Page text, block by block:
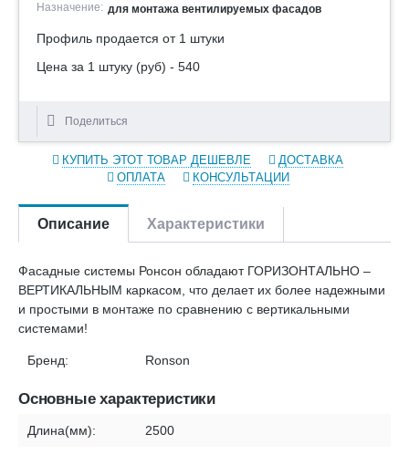
Назначение: для монтажа вентилируемых фасадов
Профиль продается от 1 штуки
Цена за 1 штуку (руб) - 540
Поделиться
КУПИТЬ ЭТОТ ТОВАР ДЕШЕВЛЕ
ДОСТАВКА
ОПЛАТА
КОНСУЛЬТАЦИИ
Описание Характеристики
Фасадные системы Ронсон обладают ГОРИЗОНТАЛЬНО –
ВЕРТИКАЛЬНЫМ каркасом, что делает их более надежными
и простыми в монтаже по сравнению с вертикальными
системами!
Бренд: Ronson
Основные характеристики
Длина(мм): 2500